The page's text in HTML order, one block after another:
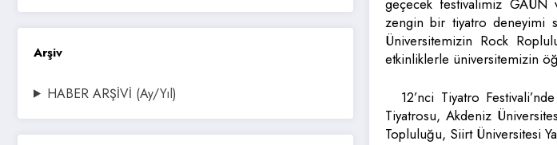
Arşiv
HABER ARŞİVİ (Ay/Yıl)
zengin bir tiyatro deneyimi
Üniversitemizin Rock
etkinliklerle üniversitemizin
12’nci Tiyatro
Tiyatrosu, Akdeniz
Topluluğu, Siirt Üniversitesi